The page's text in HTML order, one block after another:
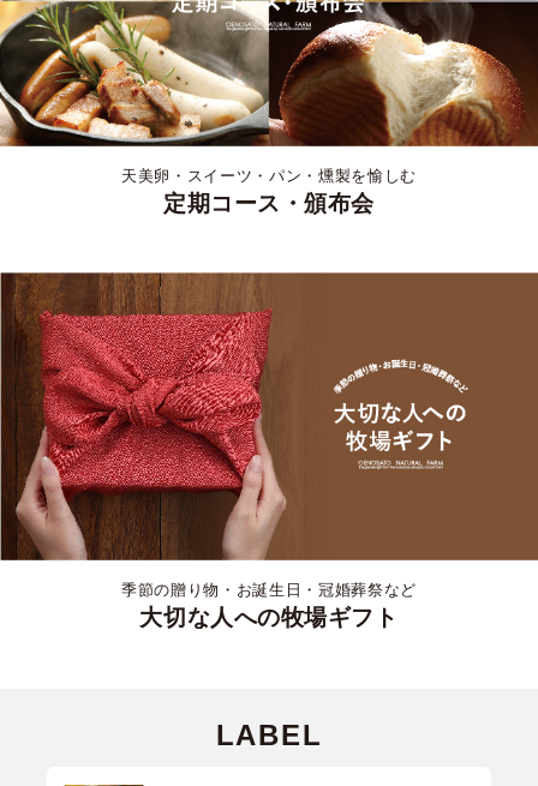
天美卵・スイーツ・パン・燻製を愉しむ
定期コース・頒布会
季節の贈り物・お誕生日・冠婚葬祭など
大切な人への牧場ギフト
LABEL